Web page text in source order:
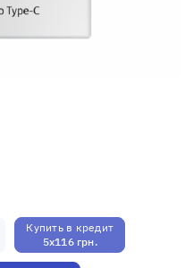
Купить в кредит
5x116 грн.